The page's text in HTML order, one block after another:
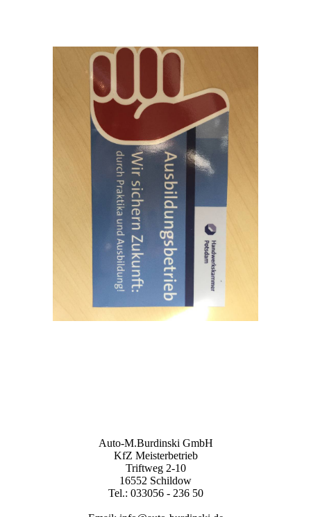
Auto-M.Burdinski GmbH
KfZ Meisterbetrieb
Triftweg 2-10
16552 Schildow
Tel.: 033056 - 236 50